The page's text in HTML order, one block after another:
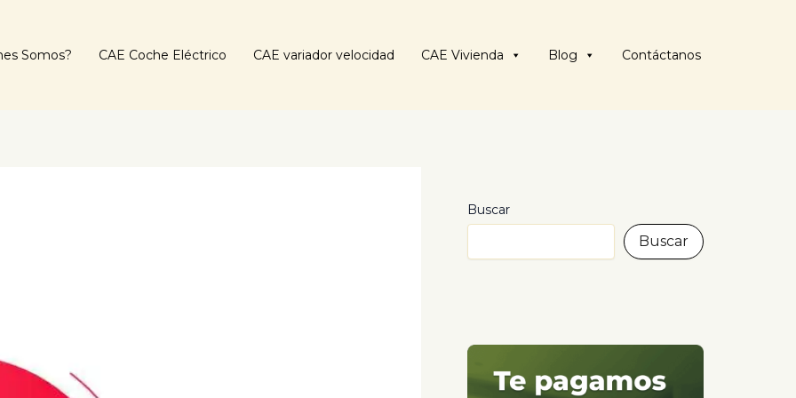
Somos? CAE Coche Eléctrico CAE variador velocidad CAE Vivienda Blog Contáctanos
Buscar
Buscar